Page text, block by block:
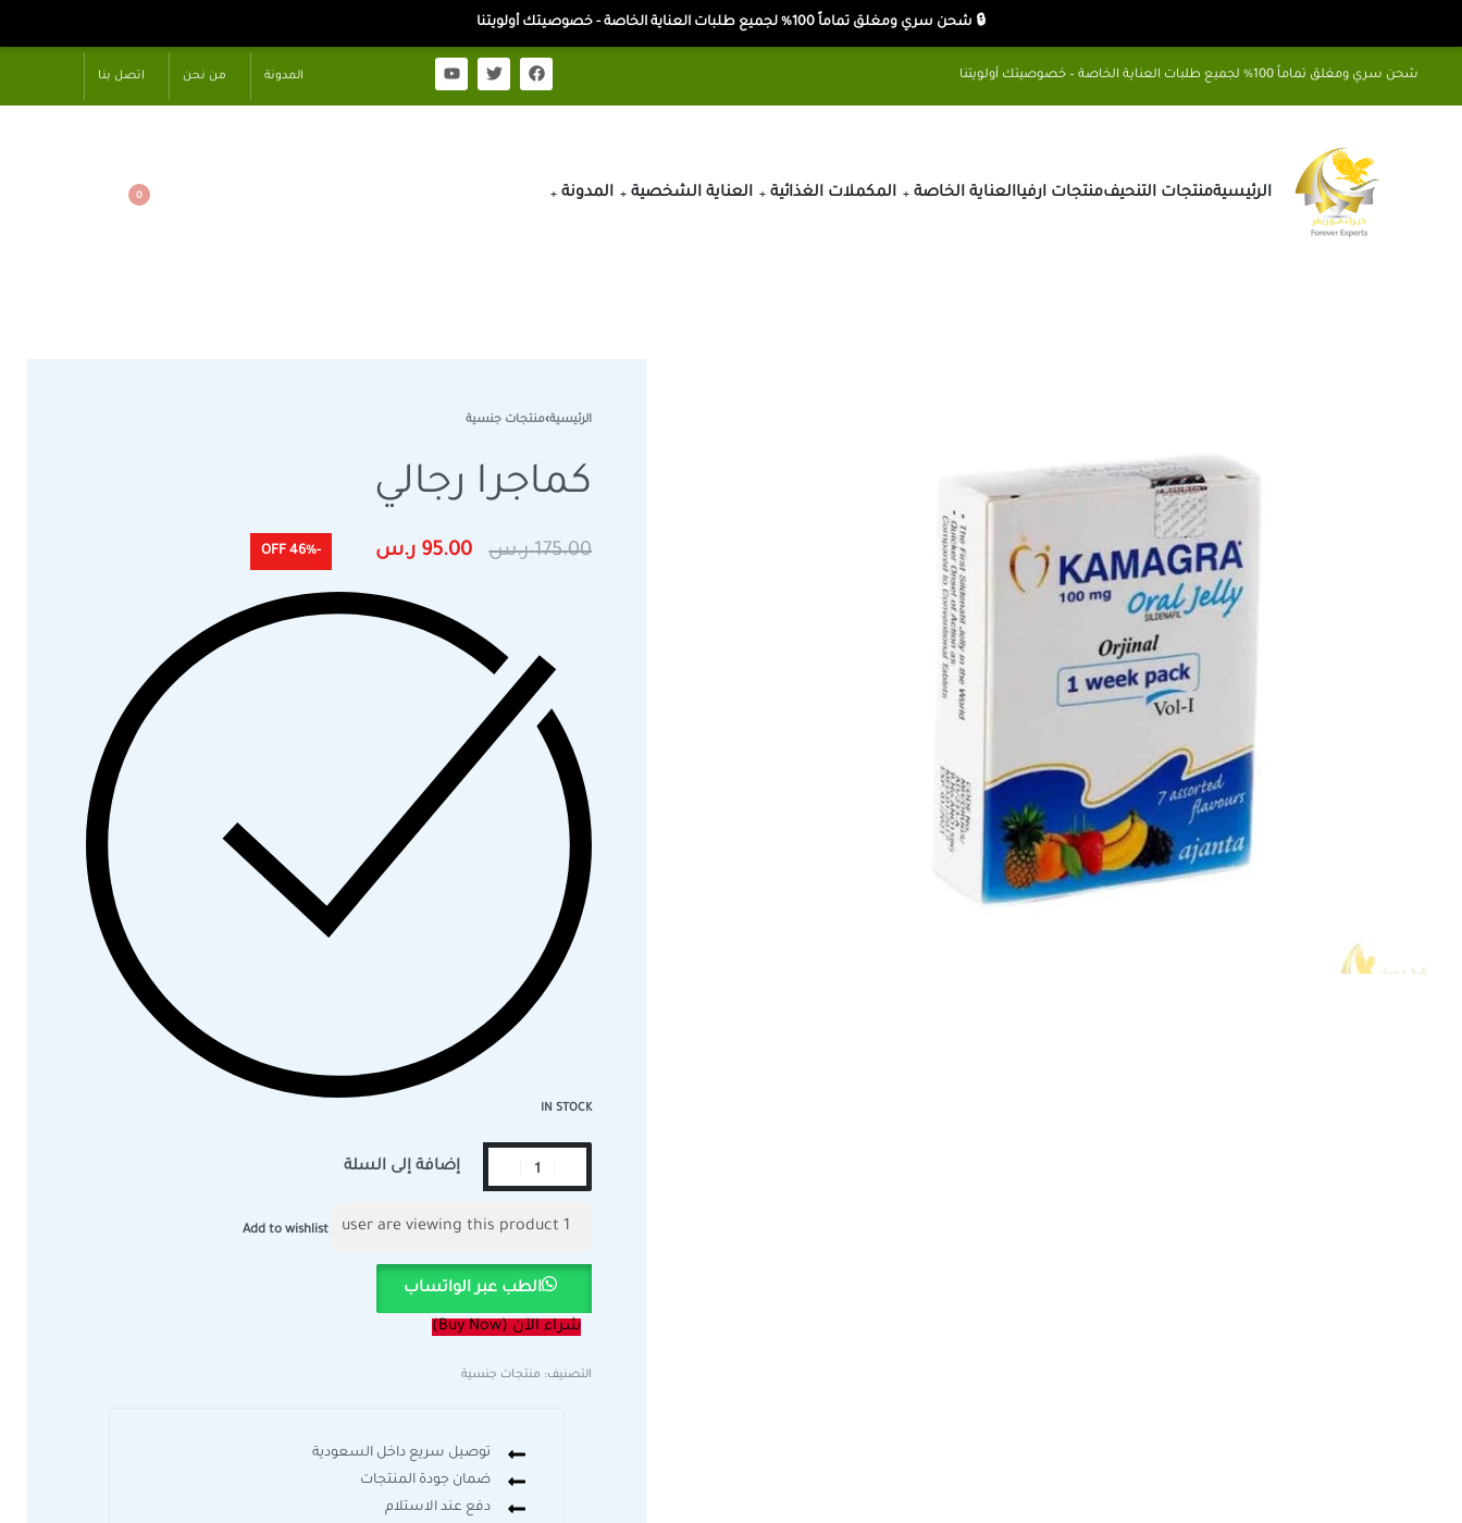
🔒 شحن سري ومغلق تماماً 100% لجميع طلبات العناية الخاصة - خصوصيتك أولويتنا
شحن سري ومغلق تماماً 100% لجميع طلبات العناية الخاصة – خصوصيتك أولويتنا المدونة من نحن اتصل بنا
الرئيسيةمنتجات التنحيفمنتجات ارفياالعناية الخاصة المكملات الغذائية العناية الشخصية المدونة 0
الرئيسية›منتجات جنسية
كماجرا رجالي
175.00 ر.س 95.00 ر.س -46% OFF
IN STOCK
إضافة إلى السلة
1
Add to wishlist
الطب عبر الواتساب
شراء الآن (Buy Now)
التصنيف: منتجات جنسية
توصيل سريع داخل السعودية
ضمان جودة المنتجات
دفع عند الاستلام